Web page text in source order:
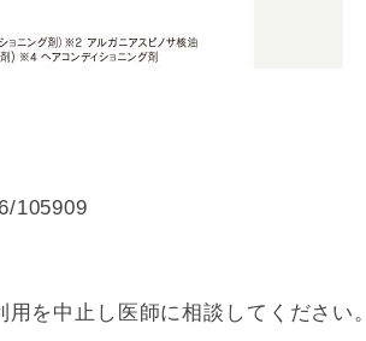
105909
を中止し医師に相談してください。